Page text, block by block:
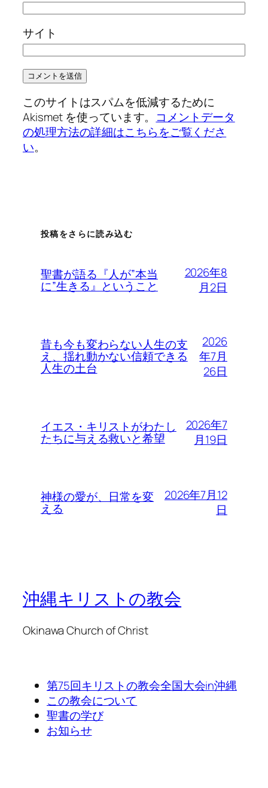
サイト
このサイトはスパムを低減するために
Akismet を使っています。 コメントデータ
の処理方法の詳細はこちらをご覧くださ
い。
投稿をさらに読み込む
聖書が語る『人が”本当
に”生きる』ということ
2026年8
月2日
昔も今も変わらない人生の支
え、揺れ動かない信頼できる
人生の土台
2026
年7月
26日
イエス・キリストがわたし
たちに与える救いと希望
2026年7
月19日
神様の愛が、日常を変
える
2026年7月12
日
沖縄キリストの教会
Okinawa Church of Christ
第75回キリストの教会全国大会in沖縄
この教会について
聖書の学び
お知らせ